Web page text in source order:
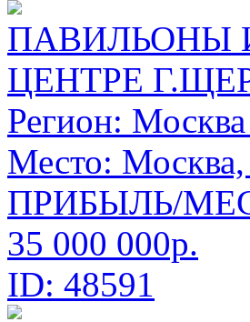
ПАВИЛЬОНЫ
ЦЕНТРЕ
Регион:
Место:
ПРИБЫЛЬ/
35 000 000р.
ID: 48591